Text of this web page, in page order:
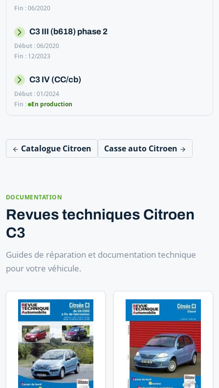
06/2020
C3 III (b618) phase 2
06/2020
12/2023
C3 IV (CC/cb)
01/2024
En production
Catalogue Citroen Casse auto Citroen
DOCUMENTATION
Revues techniques Citroen
C3
Guides de réparation et documentation technique
pour votre véhicule.